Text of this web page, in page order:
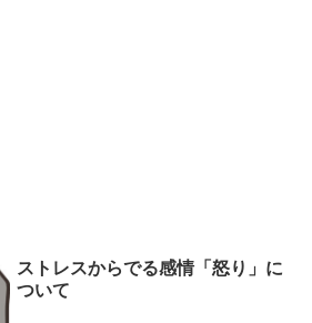
ストレスからでる感情「怒り」に
ついて